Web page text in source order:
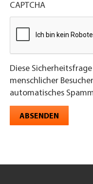
CAPTCHA
Diese
menschlicher
automatisches
ABSENDEN